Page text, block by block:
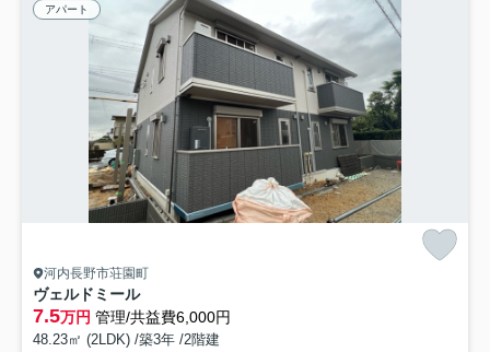
アパート
河内長野市荘園町
ヴェルドミール
7.5万円 管理/共益費6,000円
48.23㎡ (2LDK) /築3年 /2階建